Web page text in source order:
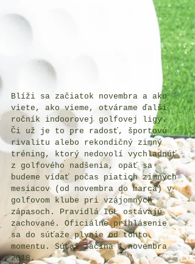
Blíži sa začiatok novembra a ako
viete, ako vieme, otvárame ďalší
ročník indoorovej golfovej ligy.
Či už je to pre radosť, športovú
rivalitu alebo rekondičný zimný
tréning, ktorý nedovolí vychladnúť
z golfového nadšenia, opäť sa
budeme vídať počas piatich zimných
mesiacov (od novembra do marca) v
golfovom klube pri vzájomných
zápasoch. Pravidlá IGL ostávajú
zachované. Oficiálne prihlásenie
sa do súťaže plynie od tohto
momentu. Súťaž začína 1.novembra
2018.